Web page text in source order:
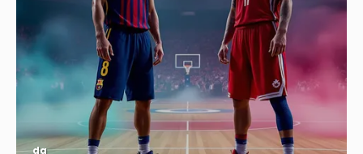
da